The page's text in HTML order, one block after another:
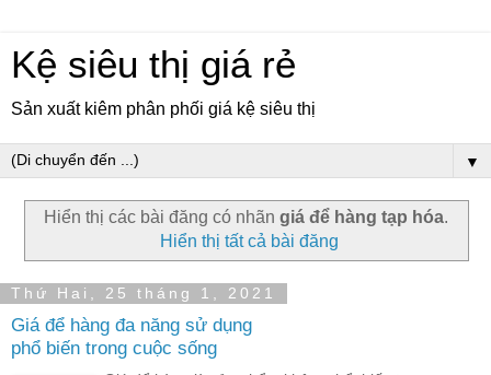
Kệ siêu thị giá rẻ
Sản xuất kiêm phân phối giá kệ siêu thị
▼
Hiển thị các bài đăng có nhãn giá để hàng tạp hóa.
Hiển thị tất cả bài đăng
Thứ Hai, 25 tháng 1, 2021
Giá để hàng đa năng sử dụng
phổ biến trong cuộc sống